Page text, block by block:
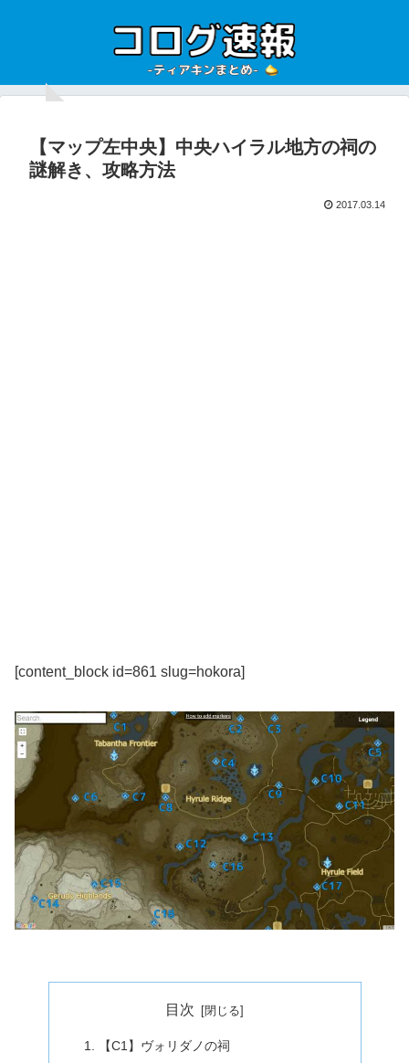
【マップ左中央】中央ハイラル地方の祠の
謎解き、攻略方法
2017.03.14
[content_block id=861 slug=hokora]
目次
【C1】ヴォリダノの祠